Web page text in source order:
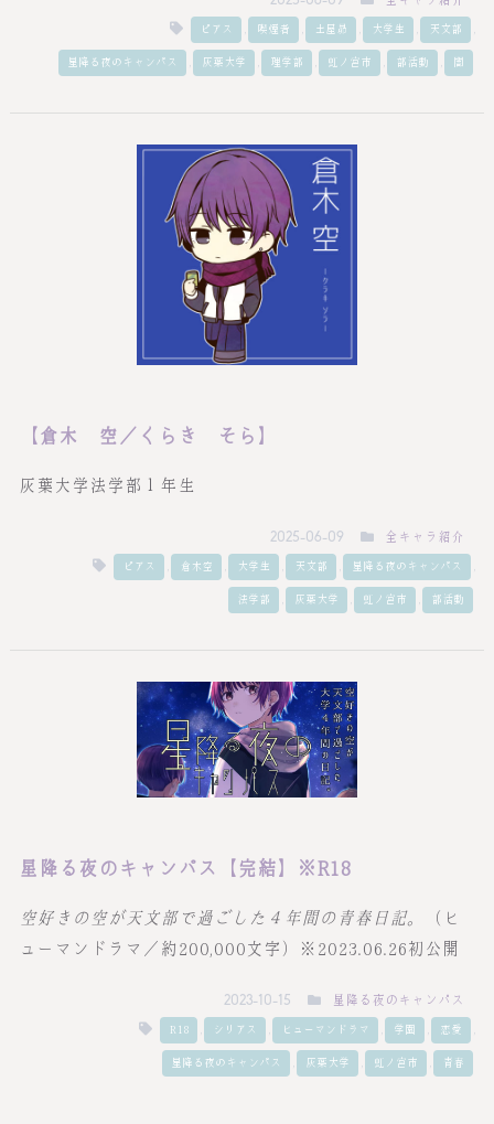
ピアス , 喫煙者 , 土屋昴 , 大学生 , 天文部 ,
星降る夜のキャンパス , 灰葉大学 , 理学部 , 虹ノ宮市 , 部活動 , 闇
【倉木 空／くらき そら】
灰葉大学法学部１年生
2025-06-09 全キャラ紹介
ピアス , 倉木空 , 大学生 , 天文部 , 星降る夜のキャンパス ,
法学部 , 灰葉大学 , 虹ノ宮市 , 部活動
星降る夜のキャンパス【完結】※R18
空好きの空が天文部で過ごした４年間の青春日記。
（ヒ
ューマンドラマ／約200,000文字）※ 2023.06.26初公開
2023-10-15 星降る夜のキャンパス
R18 , シリアス , ヒューマンドラマ , 学園 , 恋愛 ,
星降る夜のキャンパス , 灰葉大学 , 虹ノ宮市 , 青春